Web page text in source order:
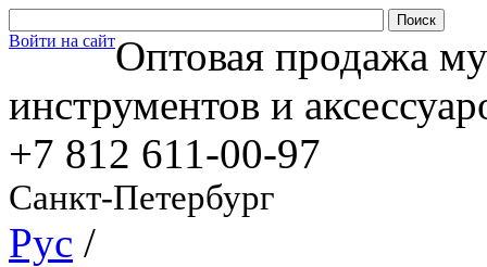
Войти на сайтОптовая продажа
инструментов и
+7 812 611-00-97
Санкт-Петербург
Рус /